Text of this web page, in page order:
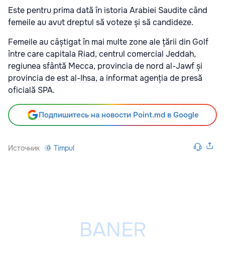
Este pentru prima dată în istoria Arabiei Saudite când
femeile au avut dreptul să voteze și să candideze.
Femeile au câștigat în mai multe zone ale țării din Golf
între care capitala Riad, centrul comercial Jeddah,
regiunea sfântă Mecca, provincia de nord al-Jawf și
provincia de est al-Ihsa, a informat agenția de presă
oficială SPA.
Подпишитесь на новости Point.md в Google
Источник Timpul